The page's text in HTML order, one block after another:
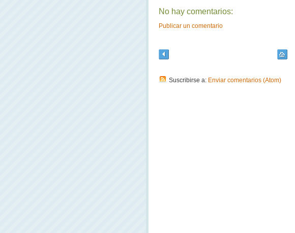
No hay comentarios:
Publicar un comentario
Suscribirse a: Enviar comentarios (Atom)